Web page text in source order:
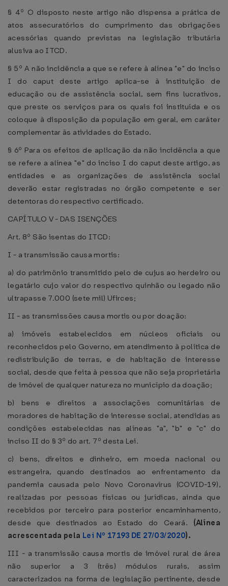
§ 4º O disposto neste artigo não dispensa a prática de
atos assecuratórios do cumprimento das obrigações
acessórias quando previstas na legislação tributária
alusiva ao ITCD.
§ 5º A não incidência a que se refere à alínea "e" do inciso
I do caput deste artigo aplica-se à instituição de
educação ou de assistência social, sem fins lucrativos,
que preste os serviços para os quais foi instituída e os
coloque à disposição da população em geral, em caráter
complementar às atividades do Estado.
§ 6º Para os efeitos de aplicação da não incidência a que
se refere a alínea "e" do inciso I do caput deste artigo, as
entidades e as organizações de assistência social
deverão estar registradas no órgão competente e ser
detentoras do respectivo certificado.
CAPÍTULO V - DAS ISENÇÕES
Art. 8º São isentas do ITCD:
I - a transmissão causa mortis:
a) do patrimônio transmitido pelo de cujus ao herdeiro ou
legatário cujo valor do respectivo quinhão ou legado não
ultrapasse 7.000 (sete mil) Ufirces;
II - as transmissões causa mortis ou por doação:
a) imóveis estabelecidos em núcleos oficiais ou
reconhecidos pelo Governo, em atendimento à política de
redistribuição de terras, e de habitação de interesse
social, desde que feita à pessoa que não seja proprietária
de imóvel de qualquer natureza no município da doação;
b) bens e direitos a associações comunitárias de
moradores de habitação de interesse social, atendidas as
condições estabelecidas nas alíneas "a", "b" e "c" do
inciso II do § 3º do art. 7º desta Lei.
c) bens, direitos e dinheiro, em moeda nacional ou
estrangeira, quando destinados ao enfrentamento da
pandemia causada pelo Novo Coronavírus (COVID-19),
realizadas por pessoas físicas ou jurídicas, ainda que
recebidos por terceiro para posterior encaminhamento,
desde que destinados ao Estado do Ceará. (Alínea
acrescentada pela Lei Nº 17193 DE 27/03/2020).
III - a transmissão causa mortis de imóvel rural de área
não superior a 3 (três) módulos rurais, assim
caracterizados na forma de legislação pertinente, desde